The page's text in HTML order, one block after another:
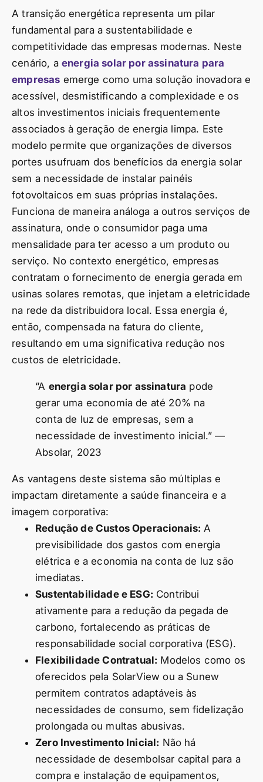
A transição energética representa um pilar
fundamental para a sustentabilidade e
competitividade das empresas modernas. Neste
cenário, a energia solar por assinatura para
empresas emerge como uma solução inovadora e
acessível, desmistificando a complexidade e os
altos investimentos iniciais frequentemente
associados à geração de energia limpa. Este
modelo permite que organizações de diversos
portes usufruam dos benefícios da energia solar
sem a necessidade de instalar painéis
fotovoltaicos em suas próprias instalações.
Funciona de maneira análoga a outros serviços de
assinatura, onde o consumidor paga uma
mensalidade para ter acesso a um produto ou
serviço. No contexto energético, empresas
contratam o fornecimento de energia gerada em
usinas solares remotas, que injetam a eletricidade
na rede da distribuidora local. Essa energia é,
então, compensada na fatura do cliente,
resultando em uma significativa redução nos
custos de eletricidade.
“A energia solar por assinatura pode
gerar uma economia de até 20% na
conta de luz de empresas, sem a
necessidade de investimento inicial.” —
Absolar, 2023
As vantagens deste sistema são múltiplas e
impactam diretamente a saúde financeira e a
imagem corporativa:
Redução de Custos Operacionais: A
previsibilidade dos gastos com energia
elétrica e a economia na conta de luz são
imediatas.
Sustentabilidade e ESG: Contribui
ativamente para a redução da pegada de
carbono, fortalecendo as práticas de
responsabilidade social corporativa (ESG).
Flexibilidade Contratual: Modelos como os
oferecidos pela SolarView ou a Sunew
permitem contratos adaptáveis às
necessidades de consumo, sem fidelização
prolongada ou multas abusivas.
Zero Investimento Inicial: Não há
necessidade de desembolsar capital para a
compra e instalação de equipamentos,